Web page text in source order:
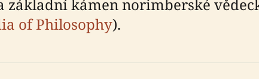
základní kámen norimberské
of Philosophy).